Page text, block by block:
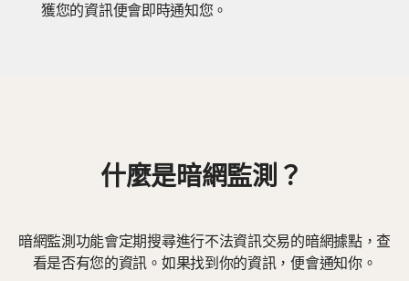
獲您的資訊便會即時通知您。
什麼是暗網監測？
暗網監測功能會定期搜尋進行不法資訊交易的暗網據點，查
看是否有您的資訊。如果找到你的資訊，便會通知你。